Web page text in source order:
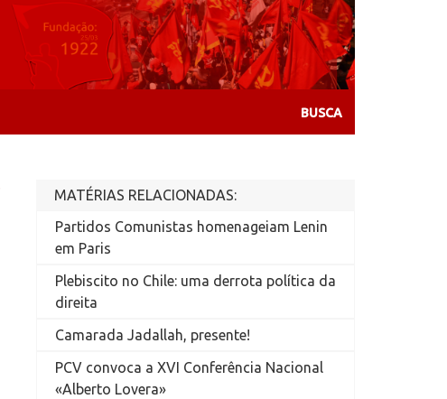
MATÉRIAS RELACIONADAS:
Partidos Comunistas homenageiam Lenin
em Paris
Plebiscito no Chile: uma derrota política da
direita
Camarada Jadallah, presente!
PCV convoca a XVI Conferência Nacional
«Alberto Lovera»